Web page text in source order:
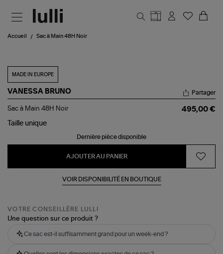
Accueil Sac à Main 48H Noir
MADE IN EUROPE
VANESSA BRUNO
Sac
Main
Partager
Sac à Main 48H Noir
495,00 €
Taille unique
Dernière pièce disponible
AJOUTER AU PANIER
VOIR DISPONIBILITÉ EN BOUTIQUE
VOTRE CONSEILLÈRE LULLI
Une question sur ce produit ?
Ce sac est-il suffisamment grand pour un week-end ?